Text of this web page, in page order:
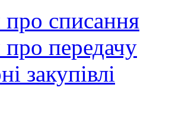
про списання
передачу
закупівлі